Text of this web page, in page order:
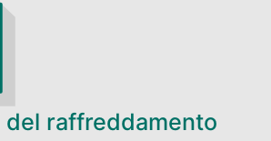
del raffreddamento